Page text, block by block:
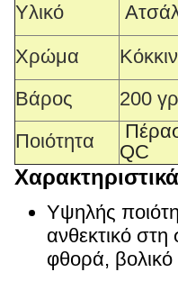
Υλικό
Χρώμα
Βάρος
200
Ποιότητα
QC
Υψηλής
ανθεκτικό στη
φθορά, βολικό